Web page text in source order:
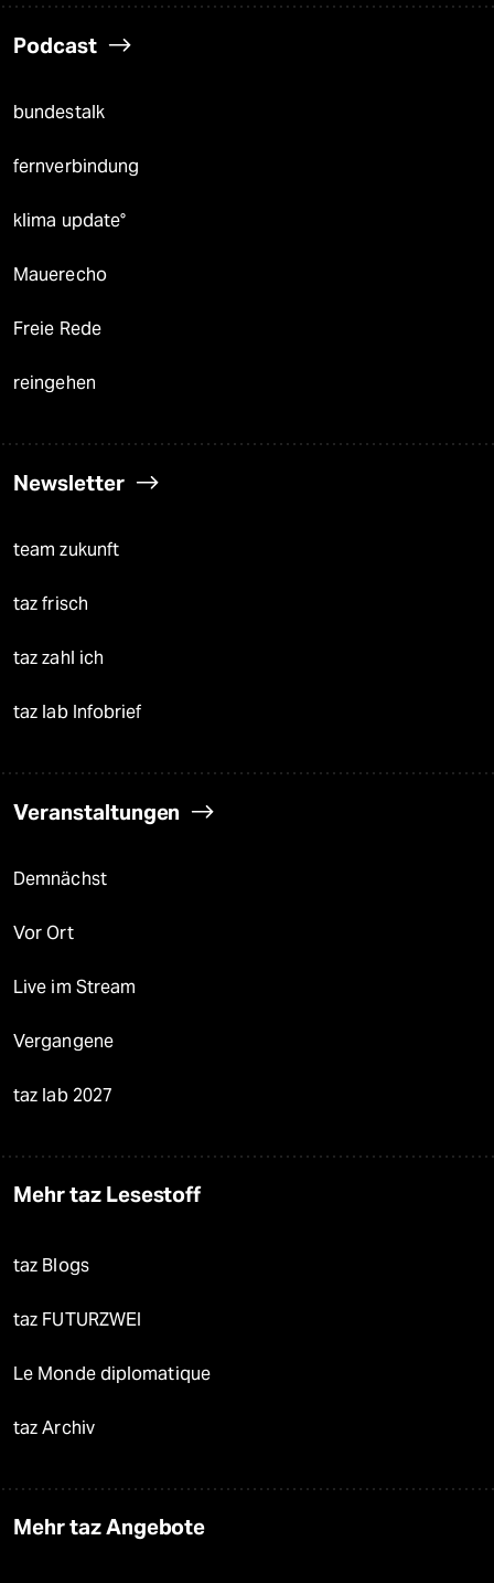
Podcast
bundestalk
fernverbindung
klima update°
Mauerecho
Freie Rede
reingehen
Newsletter
team zukunft
taz frisch
taz zahl ich
taz lab Infobrief
Veranstaltungen
Demnächst
Vor Ort
Live im Stream
Vergangene
taz lab 2027
Mehr taz Lesestoff
taz Blogs
taz FUTURZWEI
Le Monde diplomatique
taz Archiv
Mehr taz Angebote